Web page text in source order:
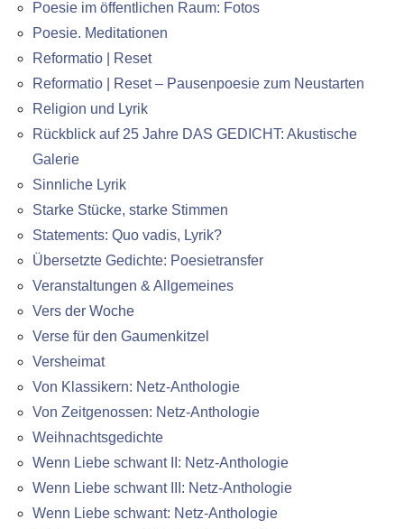
Poesie im öffentlichen Raum: Fotos
Poesie. Meditationen
Reformatio | Reset
Reformatio | Reset – Pausenpoesie zum Neustarten
Religion und Lyrik
Rückblick auf 25 Jahre DAS GEDICHT: Akustische
Galerie
Sinnliche Lyrik
Starke Stücke, starke Stimmen
Statements: Quo vadis, Lyrik?
Übersetzte Gedichte: Poesietransfer
Veranstaltungen & Allgemeines
Vers der Woche
Verse für den Gaumenkitzel
Versheimat
Von Klassikern: Netz-Anthologie
Von Zeitgenossen: Netz-Anthologie
Weihnachtsgedichte
Wenn Liebe schwant II: Netz-Anthologie
Wenn Liebe schwant III: Netz-Anthologie
Wenn Liebe schwant: Netz-Anthologie